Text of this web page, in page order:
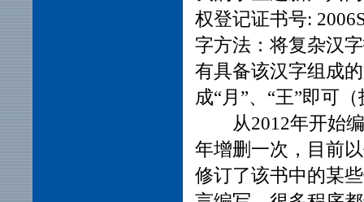
权登记证书号:
字方法：将复杂汉
有具备该汉字组成
成“月”、“王”即可
从2012年开始
年增删一次，目前
修订了该书中的某